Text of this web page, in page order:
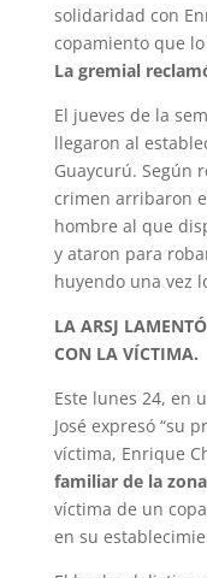
solidaridad con
copamiento que
La gremial
El jueves de la
llegaron al
Guaycurú. Según
crimen arribaron
hombre al que
y ataron para
huyendo una vez
LA ARSJ
CON LA VÍCTIMA.
Este lunes 24, en
José expresó “su
víctima, Enrique
familiar de la
víctima de un
en su